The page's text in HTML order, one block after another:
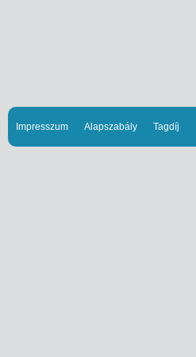
Impresszum Alapszabály Tagdíj